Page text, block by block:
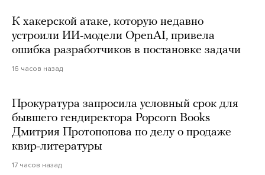
К хакерской атаке, которую недавно
устроили ИИ-модели OpenAI, привела
ошибка разработчиков в постановке задачи
16 часов назад
Прокуратура запросила условный срок для
бывшего гендиректора Popcorn Books
Дмитрия Протопопова по делу о продаже
квир-литературы
17 часов назад